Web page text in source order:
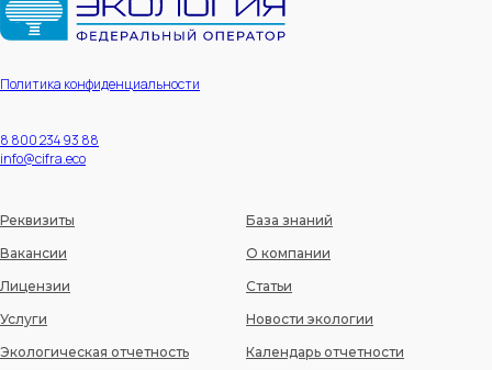
Политика конфиденциальности
8 800 234 93 88
info@cifra.eco
Реквизиты
Вакансии
Лицензии
Услуги
Экологическая отчетность
База знаний
О компании
Статьи
Новости экологии
Календарь отчетности